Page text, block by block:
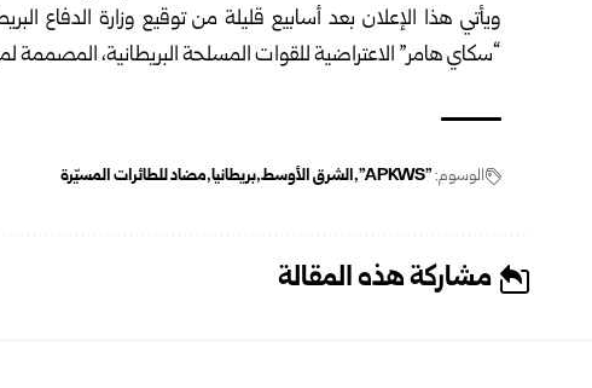
ويأتي هذا الإعلان بعد أسابيع قليلة من توقيع وزارة الدفاع
“سكاي هامر” الاعتراضية للقوات المسلحة ‌‏البريطانية،
الوسوم:"‏APKWS‏" الشرق الأوسط بريطانيا مضاد ‏للطائرات المسيّرة
مشاركة هذه المقالة